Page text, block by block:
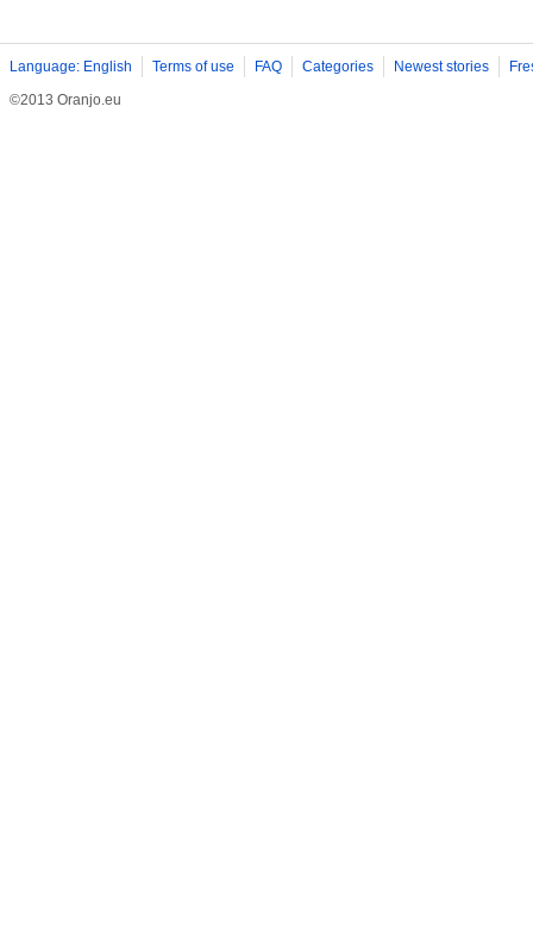
Language: English Terms of use FAQ Categories Newest stories
©2013 Oranjo.eu